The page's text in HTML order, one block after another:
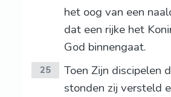
het oog van een
dat een rijke het
God binnengaat.
25
Toen Zijn discipelen
stonden zij versteld